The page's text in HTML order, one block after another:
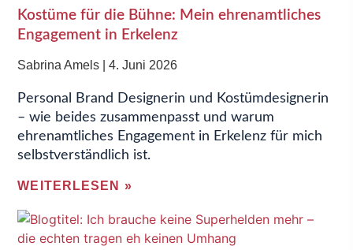
Kostüme für die Bühne: Mein ehrenamtliches
Engagement in Erkelenz
Sabrina Amels 4. Juni 2026
Personal Brand Designerin und Kostümdesignerin
– wie beides zusammenpasst und warum
ehrenamtliches Engagement in Erkelenz für mich
selbstverständlich ist.
WEITERLESEN »